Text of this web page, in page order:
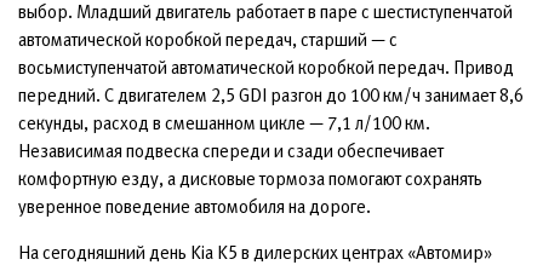
выбор. Младший двигатель работает в паре с шестиступенчатой
автоматической коробкой передач, старший — с
восьмиступенчатой автоматической коробкой передач. Привод
передний. С двигателем 2,5 GDI разгон до 100 км/ч занимает 8,6
секунды, расход в смешанном цикле — 7,1 л/100 км.
Независимая подвеска спереди и сзади обеспечивает
комфортную езду, а дисковые тормоза помогают сохранять
уверенное поведение автомобиля на дороге.
На сегодняшний день Kia K5 в дилерских центрах «Автомир»